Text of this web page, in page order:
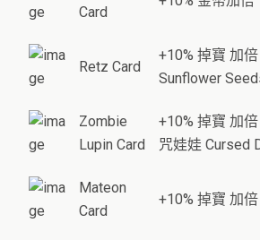
Card
Retz Card
+10% 掉寶 加
Sunflower
Zombie
Lupin Card
+10% 掉寶 加
咒娃娃 Cursed
Mateon
Card
+10% 掉寶 加倍